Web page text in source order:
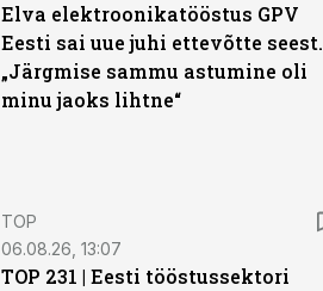
Elva elektroonikatööstus GPV
Eesti sai uue juhi ettevõtte seest.
„Järgmise sammu astumine oli
minu jaoks lihtne“
TOP
06.08.26, 13:07
TOP 231 | Eesti tööstussektori